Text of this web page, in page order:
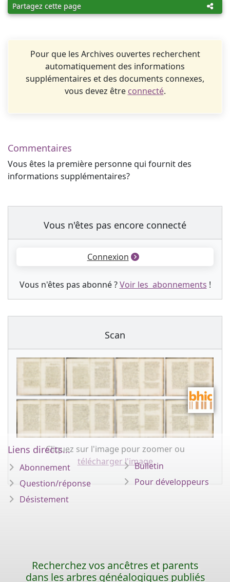
Partagez cette page
Pour que les Archives ouvertes recherchent
automatiquement des informations
supplémentaires et des documents connexes,
vous devez être connecté.
Commentaires
Vous êtes la première personne qui fournit des
informations supplémentaires?
Vous n'êtes pas encore connecté
Connexion
Vous n'êtes pas abonné ?Voir les abonnements !
Scan
Cliquez sur l'image pour zoomer ou
télécharger l'image
Liens directs...
Abonnement
Question/réponse
Désistement
Bulletin
Pour développeurs
Recherchez vos ancêtres et parents
dans les arbres généalogiques publiés